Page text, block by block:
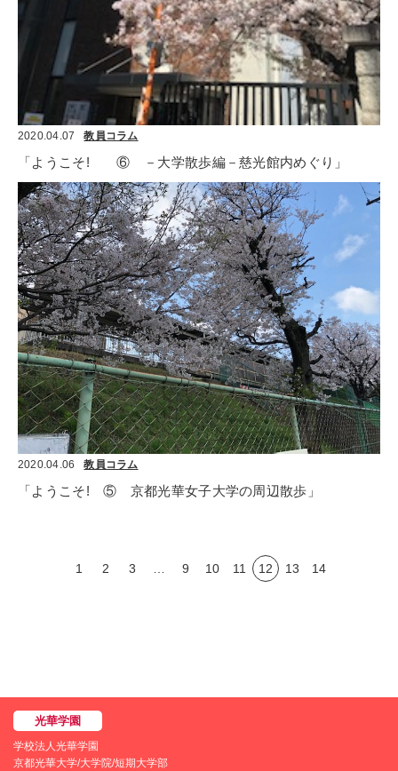
2020.04.07 教員コラム
「ようこそ!　　⑥　－大学散歩編－慈光館内めぐり」
2020.04.06 教員コラム
「ようこそ!　⑤　京都光華女子大学の周辺散歩」
1 2 3 9 10 11 12 13 14
学校法人光華学園
京都光華大学/大学院/短期大学部